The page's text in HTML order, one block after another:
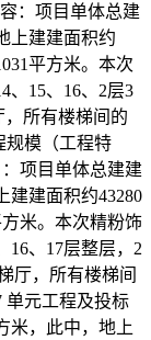
：项目单体总建
上建建面积约
平方米。本次
、15、16、2层3
，所有楼梯间的
规模（工程特
项目单体总建建
建建面积约43280
米。本次精粉饰
16、17层整层，2
厅，所有楼梯间
单元工程及投标
米，此中，地上